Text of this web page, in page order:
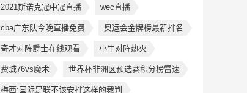
2021斯诺克冠中冠直播 wec直播
cba广东队今晚直播免费 奥运会金牌榜最新排名
奇才对阵爵士在线观看 小牛对阵热火
费城76vs魔术 世界杯非洲区预选赛积分榜雷速
梅西:国际足联不该安排这样的裁判